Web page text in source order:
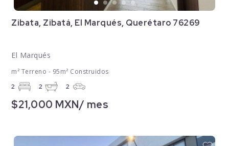
Zibata, Zibatá, El Marqués, Querétaro 76269
El Marqués
m² Terreno - 95m² Construidos
2 2 2
$21,000 MXN/ mes